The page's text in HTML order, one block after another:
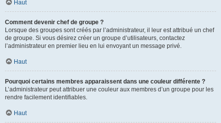
Haut
Comment devenir chef de groupe ?
Lorsque des groupes sont créés par l’administrateur, il leur est attribué un chef
de groupe. Si vous désirez créer un groupe d’utilisateurs, contactez
l’administrateur en premier lieu en lui envoyant un message privé.
Haut
Pourquoi certains membres apparaissent dans une couleur différente ?
L’administrateur peut attribuer une couleur aux membres d’un groupe pour les
rendre facilement identifiables.
Haut